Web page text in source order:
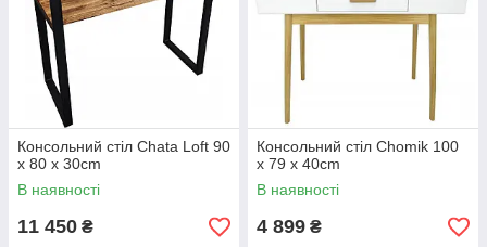
Консольний стіл Chata Loft 90
x 80 x 30cm
В наявності
11 450 ₴
Консольний стіл Chomik 100
x 79 x 40cm
В наявності
4 899 ₴